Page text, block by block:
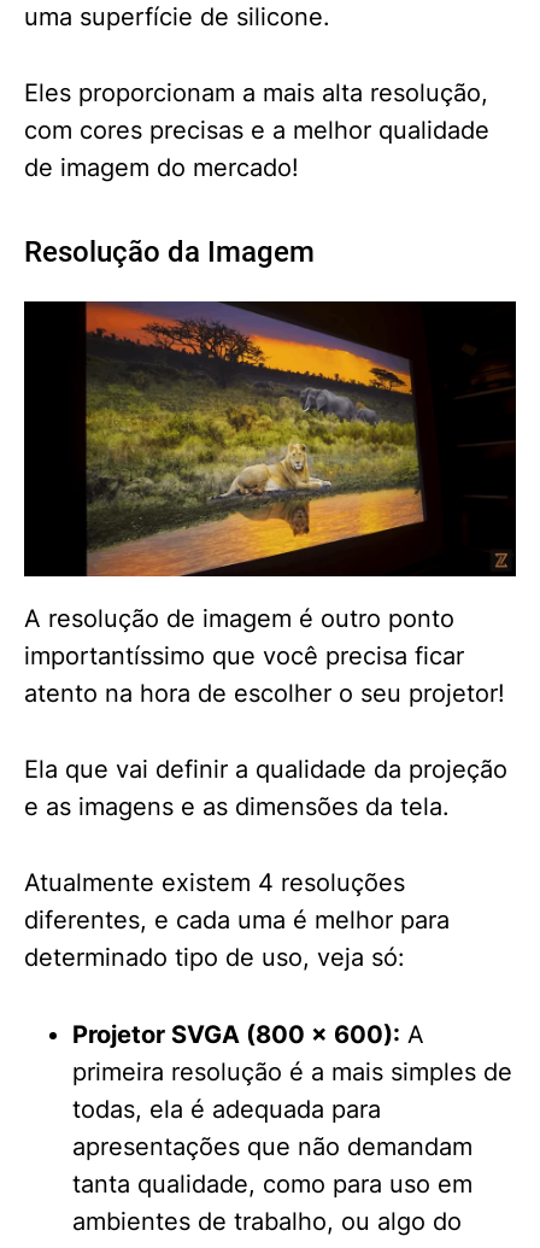
uma superfície de silicone.
Eles proporcionam a mais alta resolução,
com cores precisas e a melhor qualidade
de imagem do mercado!
Resolução da Imagem
A resolução de imagem é outro ponto
importantíssimo que você precisa ficar
atento na hora de escolher o seu projetor!
Ela que vai definir a qualidade da projeção
e as imagens e as dimensões da tela.
Atualmente existem 4 resoluções
diferentes, e cada uma é melhor para
determinado tipo de uso, veja só:
Projetor SVGA (800 × 600): A
primeira resolução é a mais simples de
todas, ela é adequada para
apresentações que não demandam
tanta qualidade, como para uso em
ambientes de trabalho, ou algo do